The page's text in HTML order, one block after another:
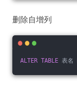
删除自增列
ALTER TABLE 表名